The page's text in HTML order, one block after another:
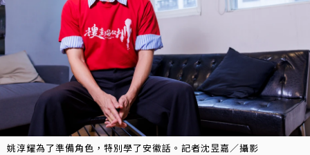
姚淳耀為了準備角色，特別學了安徽話。記者沈昱嘉／攝影